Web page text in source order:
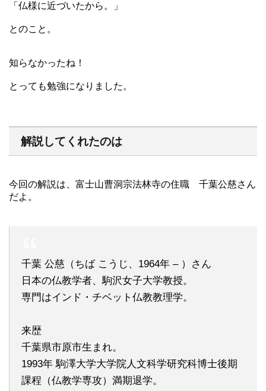
「仏様に近づいたから。」
とのこと。
知らなかったね！
とっても勉強になりました。
解説してくれたのは
今回の解説は、富士山曹洞宗法林寺の住職 千葉公慈さん
だよ。
千葉 公慈（ちば こうじ、1964年 – ）さん
日本の仏教学者、駒沢女子大学教授。
専門はインド・チベット仏教教理学。
来歴
千葉県市原市生まれ。
1993年 駒澤大学大学院人文科学研究科博士後期
課程（仏教学専攻）満期退学。